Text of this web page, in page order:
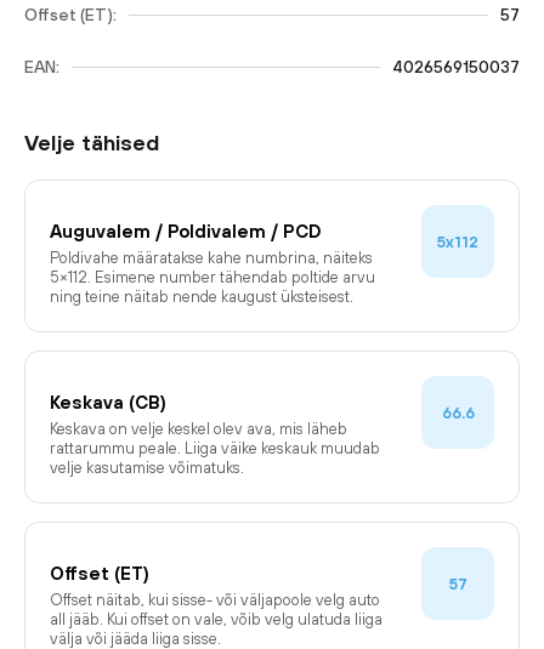
Offset (ET): 57
EAN: 4026569150037
Velje tähised
Auguvalem / Poldivalem / PCD
Poldivahe määratakse kahe numbrina, näiteks
5×112. Esimene number tähendab poltide arvu
ning teine näitab nende kaugust üksteisest.
5x112
Keskava (CB)
Keskava on velje keskel olev ava, mis läheb
rattarummu peale. Liiga väike keskauk muudab
velje kasutamise võimatuks.
66.6
Offset (ET)
Offset näitab, kui sisse- või väljapoole velg auto
all jääb. Kui offset on vale, võib velg ulatuda liiga
välja või jääda liiga sisse.
57